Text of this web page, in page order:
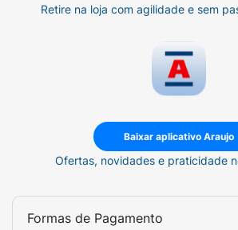
Retire na loja com agilidade e sem
Baixar aplicativo Araujo
Ofertas, novidades e praticidade
Formas de Pagamento